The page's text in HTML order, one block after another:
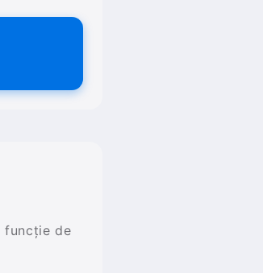
funcție de